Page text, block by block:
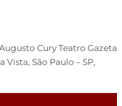
Cury Teatro Gazeta
Vista, São Paulo – SP,